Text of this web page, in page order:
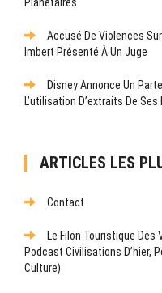
Accusé De Violences
Imbert Présenté À Un Juge
Disney Annonce Un
L’utilisation D’extraits De Ses
ARTICLES LES
Contact
Le Filon Touristique Des
Podcast Civilisations D’hier,
Culture)